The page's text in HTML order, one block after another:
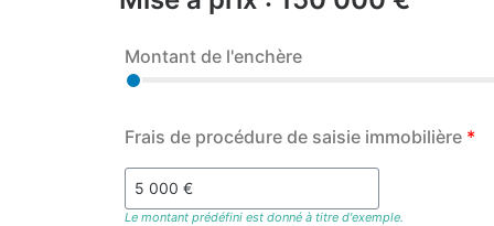
Montant de l'enchère
Frais de procédure de saisie immobilière *
Le montant prédéfini est donné à titre d'exemple.